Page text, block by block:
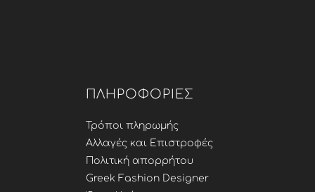
ΠΛΗΡΟΦΟΡΊΕΣ
Τρόποι πληρωμής
Αλλαγές και Επιστροφές
Πολιτική απορρήτου
Greek Fashion Designer